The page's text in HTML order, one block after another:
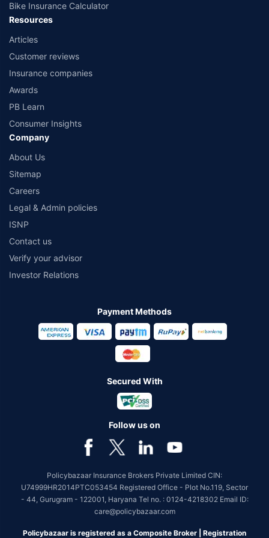
Bike Insurance Calculator
Resources
Articles
Customer reviews
Insurance companies
Awards
PB Learn
Consumer Insights
Company
About Us
Sitemap
Careers
Legal & Admin policies
ISNP
Contact us
Verify your advisor
Investor Relations
Payment Methods
Secured With
Follow us on
Policybazaar Insurance Brokers Private Limited CIN:
U74999HR2014PTC053454 Registered Office - Plot No.119, Sector
- 44, Gurugram - 122001, Haryana Tel no. : 0124-4218302 Email ID:
care@policybazaar.com
Policybazaar is registered as a Composite Broker | Registration